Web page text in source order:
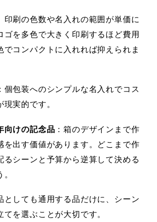
印刷の色数や名入れの範囲が単価に
ゴを多色で大きく印刷するほど費用
でコンパクトに入れれば抑えられま
：個包装へのシンプルな名入れでコス
現実的です。
向けの記念品 ：箱のデザインまで作
を出す価値があります。どこまで作
るシーンと予算から逆算して決める
としても通用する品だけに、シーン
てを選ぶことが大切です。